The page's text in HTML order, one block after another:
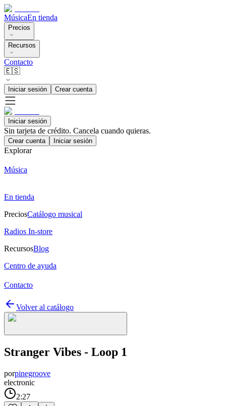
MúsicaEn tienda
Precios
Recursos
Contacto
🇪🇸
Iniciar sesión Crear cuenta
Iniciar sesión
Sin tarjeta de crédito. Cancela cuando quieras.
Crear cuenta Iniciar sesión
Explorar
Música
En tienda
PreciosCatálogo musical
Radios In-store
RecursosBlog
Centro de ayuda
Contacto
Volver al catálogo
Stranger Vibes - Loop 1
porpinegroove
electronic
2:27